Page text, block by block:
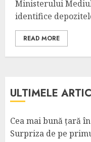
Ministerului
identifice
READ MORE
ULTIMELE
Cea mai bună țară
Surpriza de pe